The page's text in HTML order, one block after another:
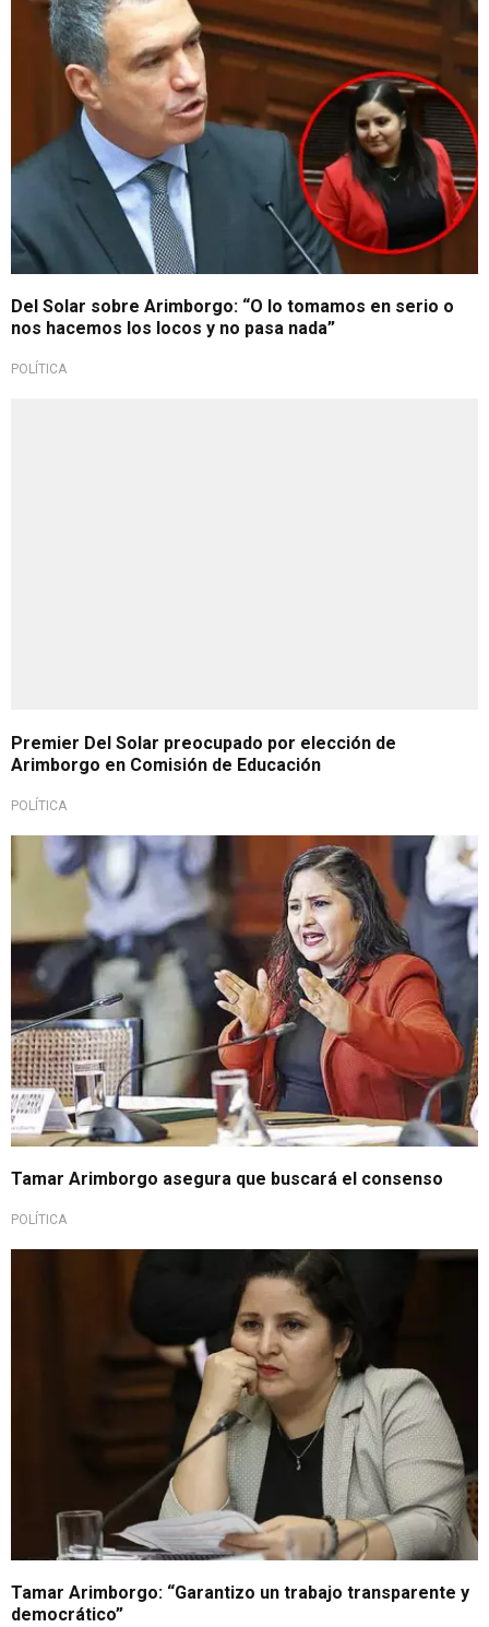
Del Solar sobre Arimborgo: “O lo tomamos en serio o
nos hacemos los locos y no pasa nada”
POLÍTICA
Premier Del Solar preocupado por elección de
Arimborgo en Comisión de Educación
POLÍTICA
Tamar Arimborgo asegura que buscará el consenso
POLÍTICA
Tamar Arimborgo: “Garantizo un trabajo transparente y
democrático”